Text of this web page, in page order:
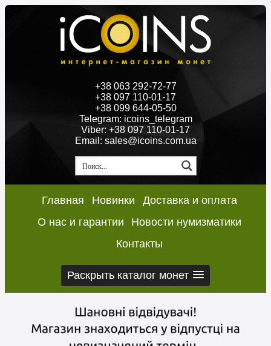
+38 063 292-72-77
+38 097 110-01-17
+38 099 644-05-50
Telegram: icoins_telegram
Viber: +38 097 110-01-17
Email: sales@icoins.com.ua
Главная Новинки
Доставка и оплата
О нас и гарантии
Новости нумизматики
Контакты
Раскрыть каталог монет